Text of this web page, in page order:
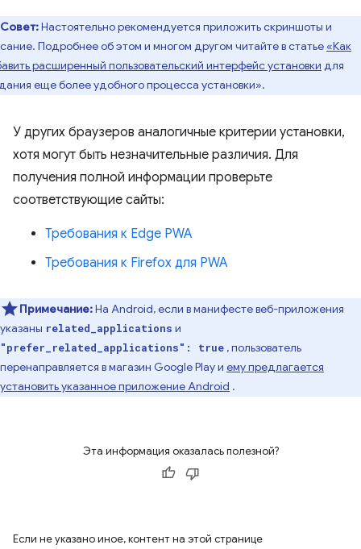
Совет:Настоятельно рекомендуется приложить скриншоты и
Подробнее об этом и многом другом читайте в статье«Как
расширенный пользовательский интерфейс установки для
еще более удобного процесса установки».
У других браузеров аналогичные критерии установки,
хотя могут быть незначительные различия. Для
получения полной информации проверьте
соответствующие сайты:
Требования к Edge PWA
Требования к Firefox для PWA
Примечание:На Android, если в манифесте веб-приложения
указаны related_applications и
"prefer_related_applications": true , пользователь
перенаправляется в магазин Google Play и ему предлагается
установить указанное приложение Android .
Эта информация оказалась полезной?
Если не указано иное, контент на этой странице